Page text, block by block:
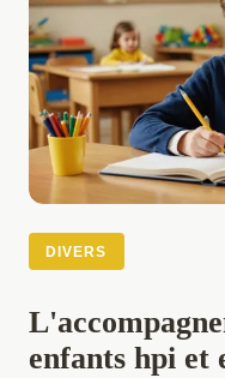
DIVERS
enfants hpi et